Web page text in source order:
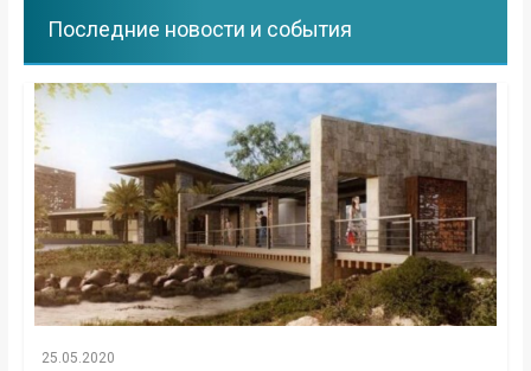
Последние новости и события
25.05.2020